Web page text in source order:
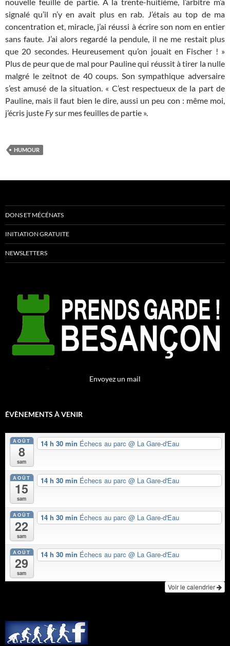
signalé qu’il n’y en avait plus en rab. J’étais au top de ma
concentration et, miracle, j’ai réussi à écrire son nom en entier
sans faute. J’ai alors regardé la pendule, il ne me restait plus
que 20 secondes. Heureusement qu’on jouait en Fischer ! »
Plus de peur que de mal pour Pauline qui réussit à tirer la nulle
malgré le zeitnot de 40 coups. Son sympathique adversaire
s’est amusé de la situation. « C’est respectueux de la part de
Pauline, mais il faut bien le dire, aussi un peu con : même moi,
j’écris juste Fysur mes feuilles de partie ».
HUMOUR
DONS ET MÉCÉNATS
INITIATION GRATUITE
NEWSLETTERS
Envoyez un mail
ÉVÈNEMENTS À VENIR
AOÛT
8
sam
14 h 30 min Échecs au parc @ La Gare-d'Eau
AOÛT
15
sam
14 h 30 min Échecs au parc @ La Gare-d'Eau
AOÛT
22
sam
14 h 30 min Échecs au parc @ La Gare-d'Eau
AOÛT
29
sam
14 h 30 min Échecs au parc @ La Gare-d'Eau
Voir le calendrier